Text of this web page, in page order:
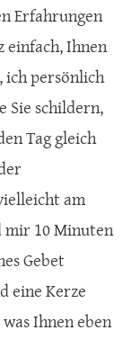
Erfahrungen
einfach, Ihnen
ich persönlich
Sie schildern,
Tag gleich
am
mir 10 Minuten
Gebet
eine Kerze
Ihnen eben